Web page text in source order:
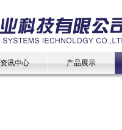
资讯中心 产品展示